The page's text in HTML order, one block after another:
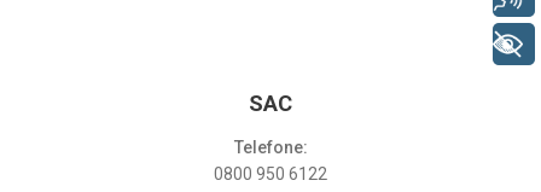
SAC
Telefone:
0800 950 6122